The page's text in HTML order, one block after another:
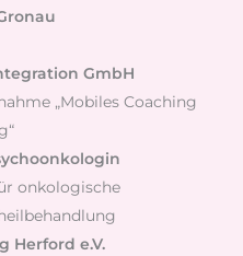
GmbH
„Mobiles Coaching
onkologische
Herford e.V.